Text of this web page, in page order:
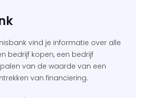
vind je informatie over alle
bedrijf kopen, een bedrijf
van de waarde van een
van financiering.